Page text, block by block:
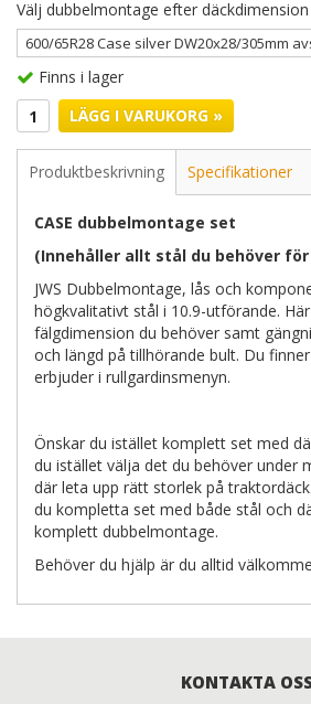
Välj dubbelmontage efter däckdimension
Finns i lager
LÄGG I VARUKORG »
Produktbeskrivning Specifikationer
CASE dubbelmontage set
(Innehåller allt stål du behöver för
JWS Dubbelmontage, lås och
högkvalitativt stål i 10.9-utförande.
fälgdimension du behöver samt
och längd på tillhörande bult. Du
erbjuder i rullgardinsmenyn.
Önskar du istället komplett set med
du istället välja det du behöver under
där leta upp rätt storlek på
du kompletta set med både stål och
komplett dubbelmontage.
Behöver du hjälp är du alltid
KONTAKTA